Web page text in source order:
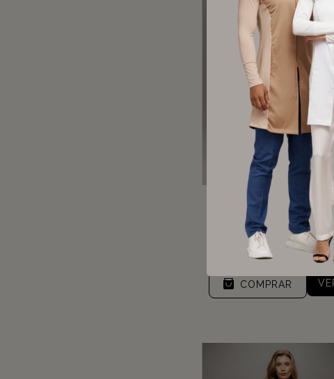
Jaleco feminino Munique
Branco
R$549,90
x deR$109,98
juros
COMPRAR